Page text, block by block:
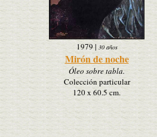
1979| 30 años
Mirón de noche
Óleo sobre tabla.
Colección particular
120 x 60.5 cm.